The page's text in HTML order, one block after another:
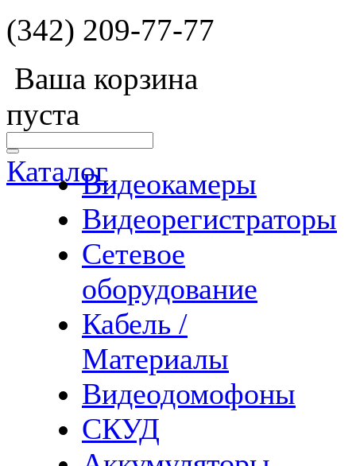
(342) 209-77-77
Ваша корзина
пуста
КаталогВидеокамеры
Видеорегистраторы
Сетевое
оборудование
Кабель /
Материалы
Видеодомофоны
СКУД